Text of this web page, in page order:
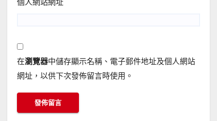
個人網站網址
在瀏覽器中儲存顯示名稱、電子郵件地址及個人網站
網址，以供下次發佈留言時使用。